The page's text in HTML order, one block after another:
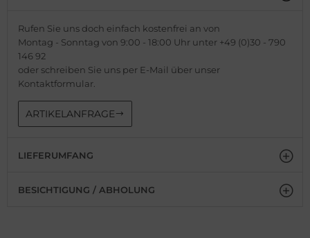
Rufen Sie uns doch einfach kostenfrei an von
Montag - Sonntag von 9:00 - 18:00 Uhr unter +49 (0)30 - 790
146 92
oder schreiben Sie uns per E-Mail über unser
Kontaktformular.
ARTIKELANFRAGE
LIEFERUMFANG
BESICHTIGUNG / ABHOLUNG